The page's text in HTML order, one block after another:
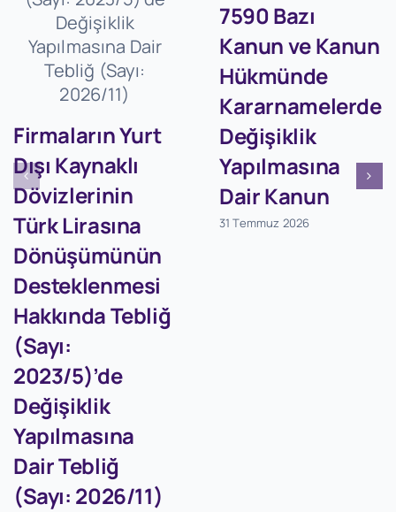
Firmaların Yurt
Dışı Kaynaklı
Dövizlerinin
Türk Lirasına
Dönüşümünün
Desteklenmesi
Hakkında Tebliğ
(Sayı:
2023/5)’de
Değişiklik
Yapılmasına
Dair Tebliğ
(Sayı: 2026/11)
7590 Bazı
Kanun ve Kanun
Hükmünde
Kararnamelerde
Değişiklik
Yapılmasına
Dair Kanun
31 Temmuz 2026